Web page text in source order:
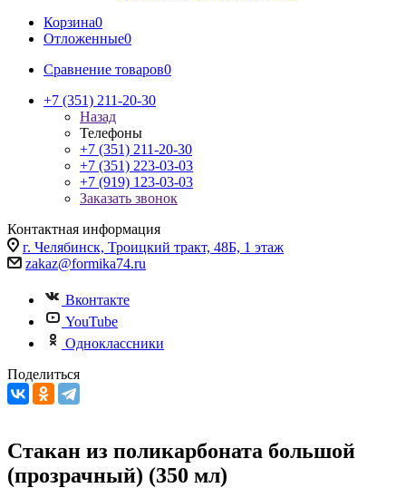
Корзина0
Отложенные0
Сравнение товаров0
+7 (351) 211-20-30
Назад
Телефоны
+7 (351) 211-20-30
+7 (351) 223-03-03
+7 (919) 123-03-03
Заказать звонок
Контактная информация
г. Челябинск, Троицкий тракт, 48Б, 1 этаж
zakaz@formika74.ru
Вконтакте
YouTube
Одноклассники
Поделиться
Стакан из поликарбоната большой
(прозрачный) (350 мл)